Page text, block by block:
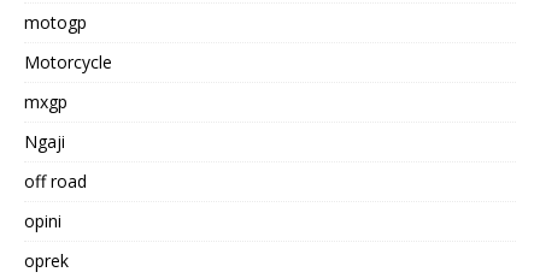
motogp
Motorcycle
mxgp
Ngaji
off road
opini
oprek